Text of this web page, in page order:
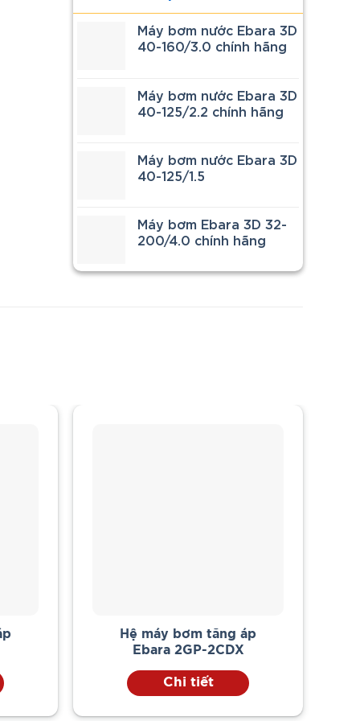
Máy bơm nước Ebara 3D
40-160/3.0 chính hãng
Máy bơm nước Ebara 3D
40-125/2.2 chính hãng
Máy bơm nước Ebara 3D
40-125/1.5
Máy bơm Ebara 3D 32-
200/4.0 chính hãng
Hệ máy bơm tăng áp
Ebara 2GP-2CDX
Chi tiết